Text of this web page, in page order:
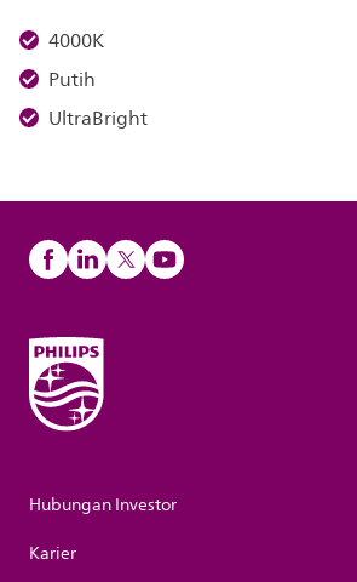
4000K
Putih
UltraBright
Hubungan Investor
Karier